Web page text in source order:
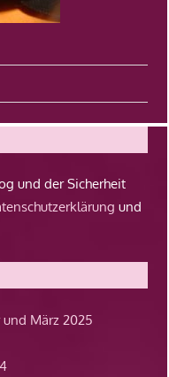
und der Sicherheit
und
März 2025